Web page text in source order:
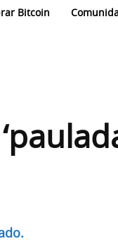
Bitcoin